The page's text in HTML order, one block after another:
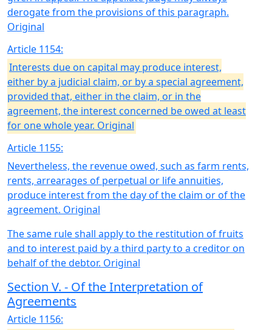
derogate from the provisions of this paragraph.
Original
Article 1154:
Interests due on capital may produce interest,
either by a judicial claim, or by a special agreement,
provided that, either in the claim, or in the
agreement, the interest concerned be owed at least
for one whole year. Original
Article 1155:
Nevertheless, the revenue owed, such as farm rents,
rents, arrearages of perpetual or life annuities,
produce interest from the day of the claim or of the
agreement. Original
The same rule shall apply to the restitution of fruits
and to interest paid by a third party to a creditor on
behalf of the debtor. Original
Section V. - Of the Interpretation of
Agreements
Article 1156: